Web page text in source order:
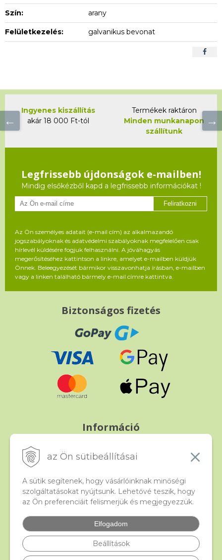
az Ön sütibeállításai
A sütik segítenek, hogy vásárlóinknak minőségi
szolgáltatásokat nyújtsunk. Lehetővé teszik, hogy
az Ön preferenciáit felismerjük és megjegyezzük.
Elfogadom
Beállítások
Szín: arany
Felületkezelés: galvanikus bevonat
Ingyenes kiszállítás
akár 18 000 Ft-tól
Termékek raktáron
Minden munkanapon
szállítunk
Legfrissebb újdonságok e-mailben!
Mindig elsőkézből kapd a legfrissebb információkat !
Feliratkozni
Az Ön személyes adatait (e-mail cím) az alkalmazandó
jogszabályoknak és adatvédelmi szabályoknak megfelelően csak
hírlevél küldésére fogjuk felhasználni. A jóváhagyás
megerősítéséhez kattintson a linkre, amelyet e-mailben küldjük
Önnek. Beleegyezését bármikor visszavonhatja írásban, e-mailben
vagy a linken található bármely e-mail címre kattintva.
Biztonságos fizetés
Információ
Panasz, árucsere és visszáru
Beado
Kapcsolat
Gyakori kérdések
Facebook